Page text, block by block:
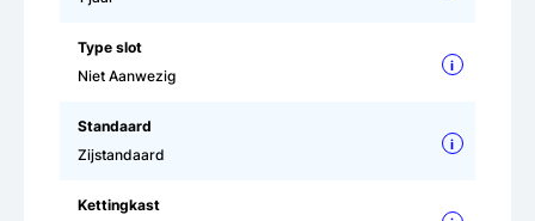
Type slot
Niet Aanwezig
i
Standaard
Zijstandaard
i
Kettingkast